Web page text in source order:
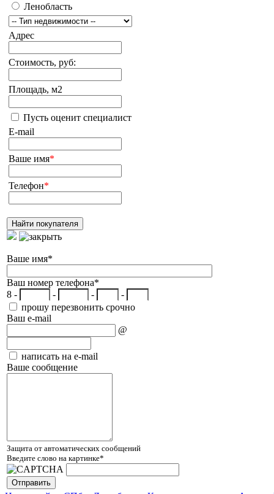
Ленобласть
Адрес
Стоимость, руб:
Площадь, м2
Пусть оценит специалист
E-mail
Ваше имя*
Телефон*
Ваше имя*
Ваш номер телефона*
8 -
- -
-
прошу перезвонить срочно
Ваш e-mail
@
написать на e-mail
Ваше сообщение
Защита от автоматических сообщений
Введите слово на картинке*